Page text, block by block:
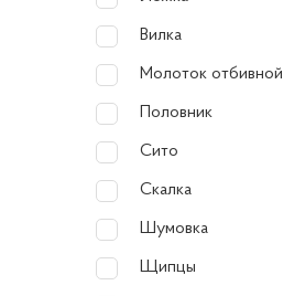
Вилка
Молоток отбивной
Половник
Сито
Скалка
Шумовка
Щипцы